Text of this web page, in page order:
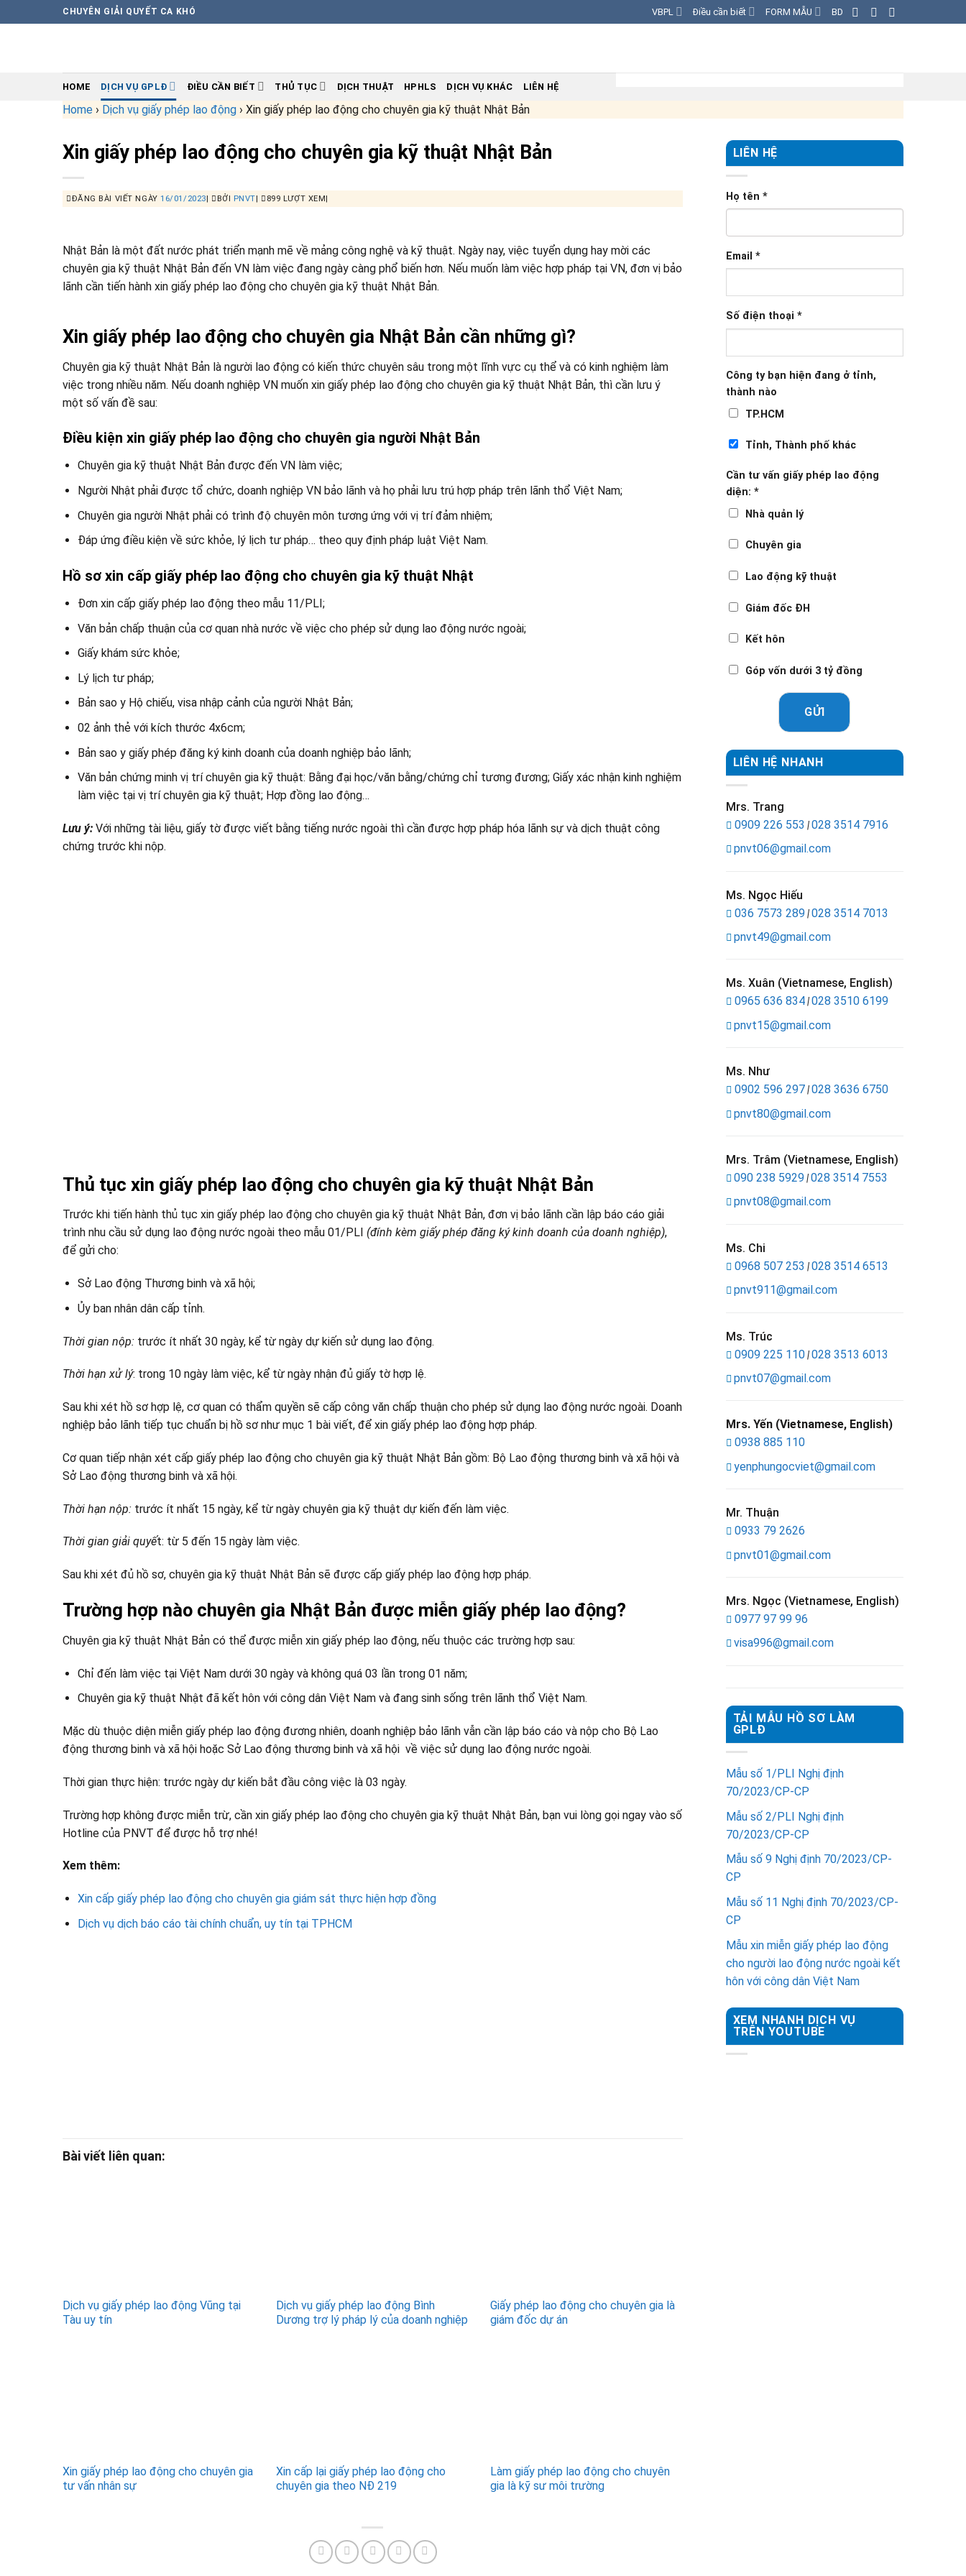
to
CHUYÊN GIẢI QUYẾT CA KHÓ VBPL Điều cần biết FORM MẪU BD
HOME DỊCH VỤ GPLĐ ĐIỀU CẦN BIẾT THỦ TỤC DỊCH THUẬT HPHLS DỊCH VỤ KHÁC LIÊN HỆ
Home › Dịch vụ giấy phép lao động › Xin giấy phép lao động cho chuyên gia kỹ thuật Nhật Bản
Xin giấy phép lao động cho chuyên gia kỹ thuật Nhật Bản
ĐĂNG BÀI VIẾT NGÀY16/01/2023| BỞI PNVT| 899 LƯỢT XEM|
Nhật Bản là một đất nước phát triển mạnh mẽ về mảng công nghệ và kỹ thuật. Ngày nay, việc tuyển dụng hay mời các
chuyên gia kỹ thuật Nhật Bản đến VN làm việc đang ngày càng phổ biến hơn. Nếu muốn làm việc hợp pháp tại VN, đơn vị bảo
lãnh cần tiến hành xin giấy phép lao động cho chuyên gia kỹ thuật Nhật Bản.
Xin giấy phép lao động cho chuyên gia Nhật Bản cần những gì?
Chuyên gia kỹ thuật Nhật Bản là người lao động có kiến thức chuyên sâu trong một lĩnh vực cụ thể và có kinh nghiệm làm
việc trong nhiều năm. Nếu doanh nghiệp VN muốn xin giấy phép lao động cho chuyên gia kỹ thuật Nhật Bản, thì cần lưu ý
một số vấn đề sau:
Điều kiện xin giấy phép lao động cho chuyên gia người Nhật Bản
Chuyên gia kỹ thuật Nhật Bản được đến VN làm việc;
Người Nhật phải được tổ chức, doanh nghiệp VN bảo lãnh và họ phải lưu trú hợp pháp trên lãnh thổ Việt Nam;
Chuyên gia người Nhật phải có trình độ chuyên môn tương ứng với vị trí đảm nhiệm;
Đáp ứng điều kiện về sức khỏe, lý lịch tư pháp… theo quy định pháp luật Việt Nam.
Hồ sơ xin cấp giấy phép lao động cho chuyên gia kỹ thuật Nhật
Đơn xin cấp giấy phép lao động theo mẫu 11/PLI;
Văn bản chấp thuận của cơ quan nhà nước về việc cho phép sử dụng lao động nước ngoài;
Giấy khám sức khỏe;
Lý lịch tư pháp;
Bản sao y Hộ chiếu, visa nhập cảnh của người Nhật Bản;
02 ảnh thẻ với kích thước 4x6cm;
Bản sao y giấy phép đăng ký kinh doanh của doanh nghiệp bảo lãnh;
Văn bản chứng minh vị trí chuyên gia kỹ thuật: Bằng đại học/văn bằng/chứng chỉ tương đương; Giấy xác nhận kinh nghiệm
làm việc tại vị trí chuyên gia kỹ thuật; Hợp đồng lao động…
Lưu ý: Với những tài liệu, giấy tờ được viết bằng tiếng nước ngoài thì cần được hợp pháp hóa lãnh sự và dịch thuật công
chứng trước khi nộp.
Thủ tục xin giấy phép lao động cho chuyên gia kỹ thuật Nhật Bản
Trước khi tiến hành thủ tục xin giấy phép lao động cho chuyên gia kỹ thuật Nhật Bản, đơn vị bảo lãnh cần lập báo cáo giải
trình nhu cầu sử dụng lao động nước ngoài theo mẫu 01/PLI (đính kèm giấy phép đăng ký kinh doanh của doanh nghiệp),
để gửi cho:
Sở Lao động Thương binh và xã hội;
Ủy ban nhân dân cấp tỉnh.
Thời gian nộp: trước ít nhất 30 ngày, kể từ ngày dự kiến sử dụng lao động.
Thời hạn xử lý: trong 10 ngày làm việc, kể từ ngày nhận đủ giấy tờ hợp lệ.
Sau khi xét hồ sơ hợp lệ, cơ quan có thẩm quyền sẽ cấp công văn chấp thuận cho phép sử dụng lao động nước ngoài. Doanh
nghiệp bảo lãnh tiếp tục chuẩn bị hồ sơ như mục 1 bài viết, để xin giấy phép lao động hợp pháp.
Cơ quan tiếp nhận xét cấp giấy phép lao động cho chuyên gia kỹ thuật Nhật Bản gồm: Bộ Lao động thương binh và xã hội và
Sở Lao động thương binh và xã hội.
Thời hạn nộp: trước ít nhất 15 ngày, kể từ ngày chuyên gia kỹ thuật dự kiến đến làm việc.
Thời gian giải quyết: từ 5 đến 15 ngày làm việc.
Sau khi xét đủ hồ sơ, chuyên gia kỹ thuật Nhật Bản sẽ được cấp giấy phép lao động hợp pháp.
Trường hợp nào chuyên gia Nhật Bản được miễn giấy phép lao động?
Chuyên gia kỹ thuật Nhật Bản có thể được miễn xin giấy phép lao động, nếu thuộc các trường hợp sau:
Chỉ đến làm việc tại Việt Nam dưới 30 ngày và không quá 03 lần trong 01 năm;
Chuyên gia kỹ thuật Nhật đã kết hôn với công dân Việt Nam và đang sinh sống trên lãnh thổ Việt Nam.
Mặc dù thuộc diện miễn giấy phép lao động đương nhiên, doanh nghiệp bảo lãnh vẫn cần lập báo cáo và nộp cho Bộ Lao
động thương binh và xã hội hoặc Sở Lao động thương binh và xã hội về việc sử dụng lao động nước ngoài.
Thời gian thực hiện: trước ngày dự kiến bắt đầu công việc là 03 ngày.
Trường hợp không được miễn trừ, cần xin giấy phép lao động cho chuyên gia kỹ thuật Nhật Bản, bạn vui lòng gọi ngay vào số
Hotline của PNVT để được hỗ trợ nhé!
Xem thêm:
Xin cấp giấy phép lao động cho chuyên gia giám sát thực hiện hợp đồng
Dịch vụ dịch báo cáo tài chính chuẩn, uy tín tại TPHCM
Bài viết liên quan:
Dịch vụ giấy phép lao động Vũng tại
Tàu uy tín
Dịch vụ giấy phép lao động Bình
Dương trợ lý pháp lý của doanh nghiệp
Giấy phép lao động cho chuyên gia là
giám đốc dự án
Xin giấy phép lao động cho chuyên gia
tư vấn nhân sự
Xin cấp lại giấy phép lao động cho
chuyên gia theo NĐ 219
Làm giấy phép lao động cho chuyên
gia là kỹ sư môi trường
LIÊN HỆ
Họ tên *
Email *
Số điện thoại *
Công ty bạn hiện đang ở tỉnh,
thành nào
TP.HCM
Tỉnh, Thành phố khác
Cần tư vấn giấy phép lao động
diện: *
Nhà quản lý
Chuyên gia
Lao động kỹ thuật
Giám đốc ĐH
Kết hôn
Góp vốn dưới 3 tỷ đồng
GỬI
LIÊN HỆ NHANH
Mrs. Trang
0909 226 553 |028 3514 7916
pnvt06@gmail.com
Ms. Ngọc Hiếu
036 7573 289 |028 3514 7013
pnvt49@gmail.com
Ms. Xuân (Vietnamese, English)
0965 636 834|028 3510 6199
pnvt15@gmail.com
Ms. Như
0902 596 297|028 3636 6750
pnvt80@gmail.com
Mrs. Trâm (Vietnamese, English)
090 238 5929 |028 3514 7553
pnvt08@gmail.com
Ms. Chi
0968 507 253 |028 3514 6513
pnvt911@gmail.com
Ms. Trúc
0909 225 110|028 3513 6013
pnvt07@gmail.com
Mrs. Yến (Vietnamese, English)
0938 885 110
yenphungocviet@gmail.com
Mr. Thuận
0933 79 2626
pnvt01@gmail.com
Mrs. Ngọc (Vietnamese, English)
0977 97 99 96
visa996@gmail.com
TẢI MẪU HỒ SƠ LÀM
GPLĐ
Mẫu số 1/PLI Nghị định
70/2023/CP-CP
Mẫu số 2/PLI Nghị định
70/2023/CP-CP
Mẫu số 9 Nghị định 70/2023/CP-
CP
Mẫu số 11 Nghị định 70/2023/CP-
CP
Mẫu xin miễn giấy phép lao động
cho người lao động nước ngoài kết
hôn với công dân Việt Nam
XEM NHANH DỊCH VỤ
TRÊN YOUTUBE